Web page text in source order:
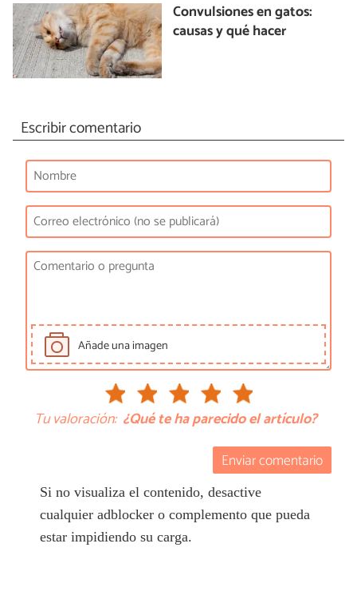
Convulsiones en gatos:
causas y qué hacer
Escribir comentario
Añade una imagen
Tu valoración: ¿Qué te ha parecido el artículo?
Enviar comentario
Si no visualiza el contenido, desactive
cualquier adblocker o complemento que pueda
estar impidiendo su carga.